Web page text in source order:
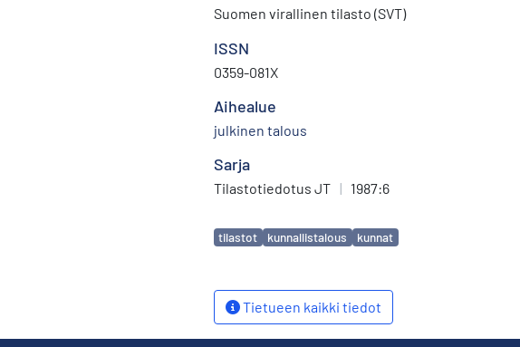
Suomen virallinen tilasto (SVT)
ISSN
0359-081X
Aihealue
julkinen talous
Sarja
Tilastotiedotus JT | 1987:6
Avainsanat
tilastot kunnallistalous kunnat
Tietueen kaikki tiedot